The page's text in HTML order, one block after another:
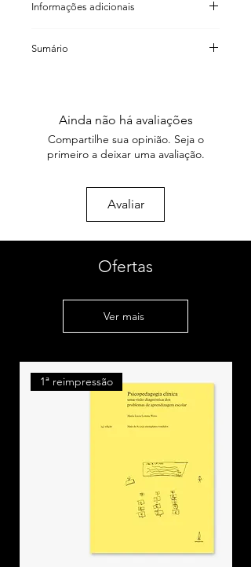
Informações adicionais
Francisco Lopes de Aguiar
Código de barras: 9 788574 902869
Formato: 14×21cm
Número de páginas: 144
Coedição: LPP, Uerj
Alguns exemplares podem
Sumário
contribuição aos pesquisadores e
pesquisadoras da área
raciais e educação
III. Relações raciais e educação
IV. Desigualdades raciais e educação
V. Educação e ações afirmativas
raciais
Ainda não há avaliações
Compartilhe sua opinião. Seja o
primeiro a deixar uma avaliação.
Avaliar
Ofertas
Ver mais
1ª reimpressão